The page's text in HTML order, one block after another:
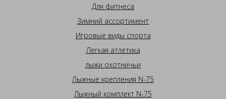
Для фитнеса
Зимний ассортимент
Игровые виды спорта
Легкая атлетика
лыжи охотничьи
Лыжные крепления N-75
Лыжный комплект N-75